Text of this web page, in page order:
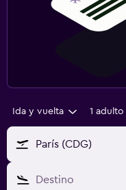
Ida y vuelta 1 adulto
París (CDG)
Destino